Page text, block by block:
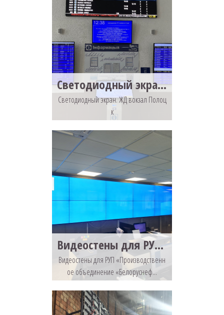
Светодиодный экран. ЖД вокзал Полоцк
Светодиодный экран. ЖД вокзал Полоц
к
Видеостены для РУП «Производственное объединение «Белоруснефть», г. Речица
Видеостены для РУП «Производственн
ое объединение «Белоруснеф...